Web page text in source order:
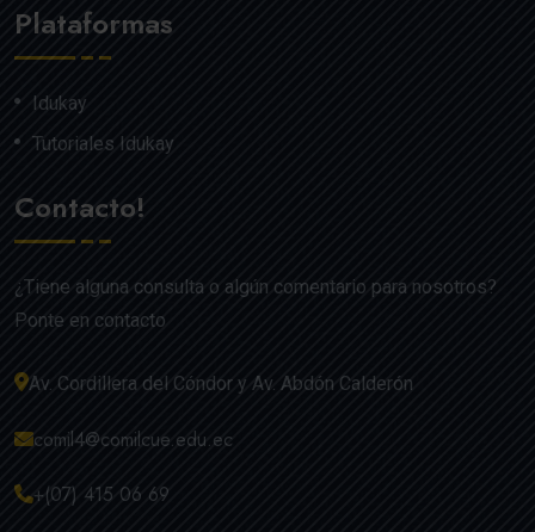
Plataformas
Idukay
Tutoriales Idukay
Contacto!
¿Tiene alguna consulta o algún comentario para nosotros?
Ponte en contacto
Av. Cordillera del Cóndor y Av. Abdón Calderón
comil4@comilcue.edu.ec
+(07) 415 06 69